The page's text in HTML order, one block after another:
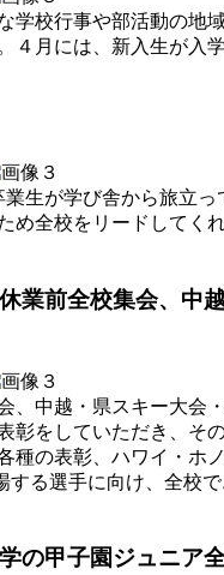
学校行事や部活動の地
月には、新入生が入
生が学び舎から旅立
全校をリードしてく
業前全校集会、中
中越・県スキー大会
彰をしていただき、そ
の表彰、ハワイ・ホ
る選手に向け、全校で
の甲子園ジュニア